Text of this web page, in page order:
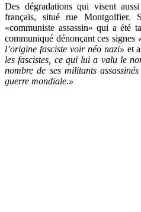
Des dégradations qui visent
français, situé rue Montgolfier.
«communiste assassin» qui a été
communiqué dénonçant ces signes
l’origine fasciste voir néo nazi» et
les fascistes, ce qui lui a valu le
nombre de ses militants
guerre mondiale.»